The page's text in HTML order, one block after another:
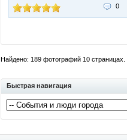
0
Найдено: 189 фотографий 10 страницах.
Быстрая навигация